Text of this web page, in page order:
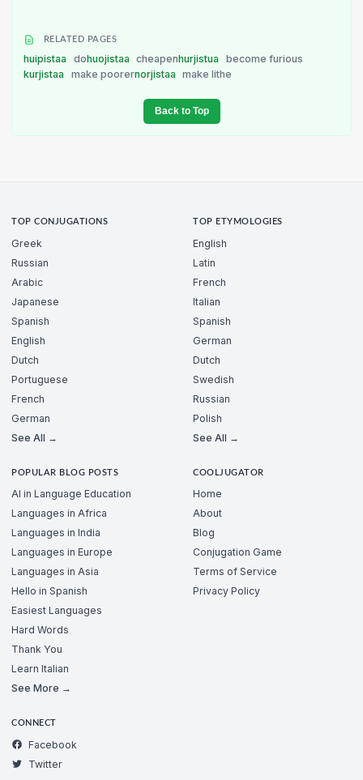
RELATED PAGES
huipistaa dohuojistaa cheapenhurjistua
become furious
kurjistaa
make poorernorjistaa make lithe
Back to Top
TOP CONJUGATIONS
Greek
Russian
Arabic
Japanese
Spanish
English
Dutch
Portuguese
French
German
See All →
TOP ETYMOLOGIES
English
Latin
French
Italian
Spanish
German
Dutch
Swedish
Russian
Polish
See All →
POPULAR BLOG POSTS
AI in Language Education
Languages in Africa
Languages in India
Languages in Europe
Languages in Asia
Hello in Spanish
Easiest Languages
Hard Words
Thank You
Learn Italian
See More →
COOLJUGATOR
Home
About
Blog
Conjugation Game
Terms of Service
Privacy Policy
CONNECT
Facebook
Twitter